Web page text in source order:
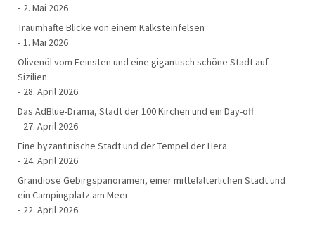
2. Mai 2026
Traumhafte Blicke von einem Kalksteinfelsen
1. Mai 2026
Ölivenöl vom Feinsten und eine gigantisch schöne Stadt auf
Sizilien
28. April 2026
Das AdBlue-Drama, Stadt der 100 Kirchen und ein Day-off
27. April 2026
Eine byzantinische Stadt und der Tempel der Hera
24. April 2026
Grandiose Gebirgspanoramen, einer mittelalterlichen Stadt und
ein Campingplatz am Meer
22. April 2026